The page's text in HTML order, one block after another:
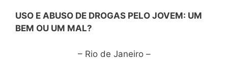
USO E ABUSO DE DROGAS PELO JOVEM: UM
BEM OU UM MAL?
– Rio de Janeiro –